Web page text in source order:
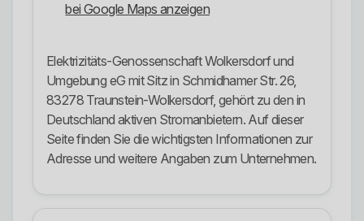
bei Google Maps anzeigen
Elektrizitäts-Genossenschaft Wolkersdorf und
Umgebung eG mit Sitz in Schmidhamer Str. 26,
83278 Traunstein-Wolkersdorf, gehört zu den in
Deutschland aktiven Stromanbietern. Auf dieser
Seite finden Sie die wichtigsten Informationen zur
Adresse und weitere Angaben zum Unternehmen.